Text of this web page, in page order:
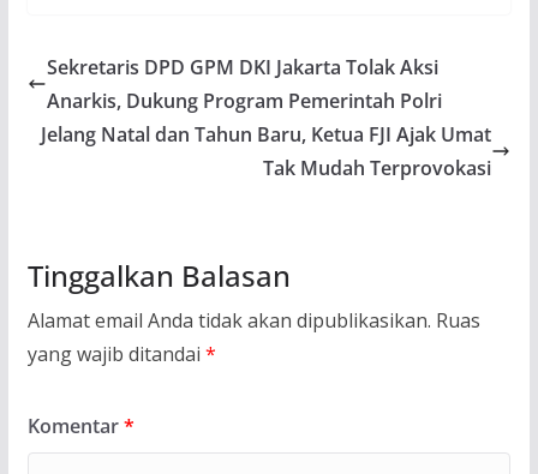
Sekretaris DPD GPM DKI Jakarta Tolak Aksi
Anarkis, Dukung Program Pemerintah Polri
Jelang Natal dan Tahun Baru, Ketua FJI Ajak Umat
Tak Mudah Terprovokasi
Tinggalkan Balasan
Alamat email Anda tidak akan dipublikasikan. Ruas
yang wajib ditandai *
Komentar*